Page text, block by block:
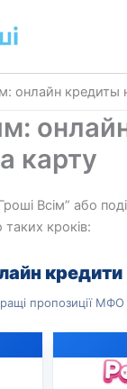
онлайн кредиты
карту
Всім” або
кроків:
кредити
пропозиції МФО